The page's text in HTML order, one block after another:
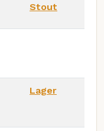
Stout
Lager